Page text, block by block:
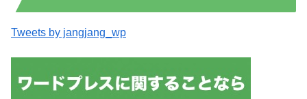
Tweets by jangjang_wp